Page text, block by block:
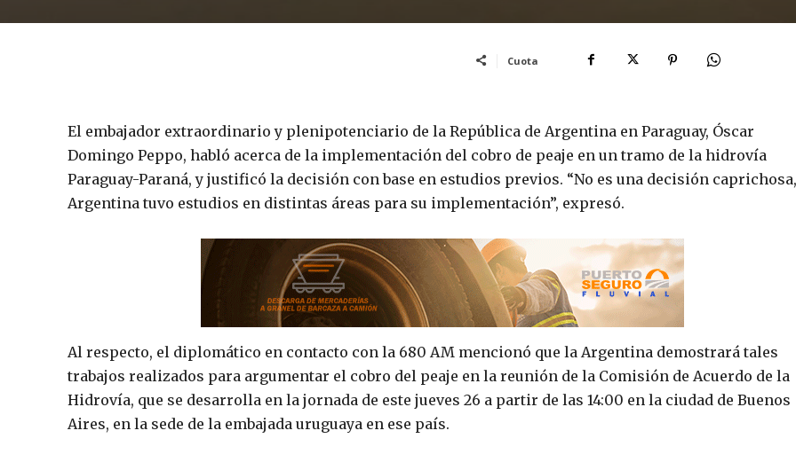
Cuota
El embajador extraordinario y plenipotenciario de la República de Argentina en Paraguay, Óscar
Domingo Peppo, habló acerca de la implementación del cobro de peaje en un tramo de la hidrovía
Paraguay-Paraná, y justificó la decisión con base en estudios previos. “No es una decisión caprichosa,
Argentina tuvo estudios en distintas áreas para su implementación”, expresó.
Al respecto, el diplomático en contacto con la 680 AM mencionó que la Argentina demostrará tales
trabajos realizados para argumentar el cobro del peaje en la reunión de la Comisión de Acuerdo de la
Hidrovía, que se desarrolla en la jornada de este jueves 26 a partir de las 14:00 en la ciudad de Buenos
Aires, en la sede de la embajada uruguaya en ese país.